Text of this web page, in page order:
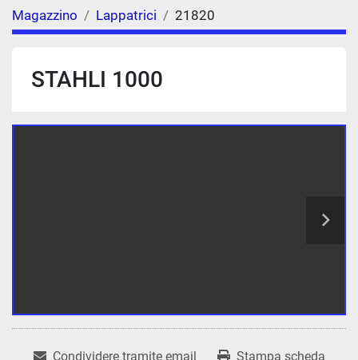
Magazzino Lappatrici 21820
STAHLI 1000
Condividere tramite email Stampa scheda